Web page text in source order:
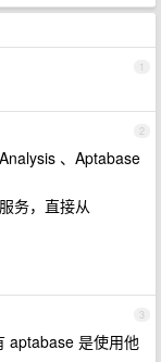
1
2
、Aptabase
务，直接从
3
aptabase 是使用他